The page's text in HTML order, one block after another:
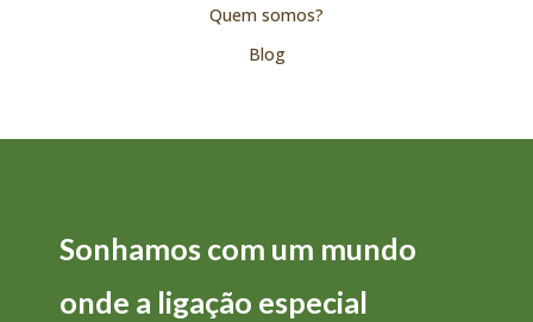
Quem somos?
Blog
Sonhamos com um mundo
onde a ligação especial